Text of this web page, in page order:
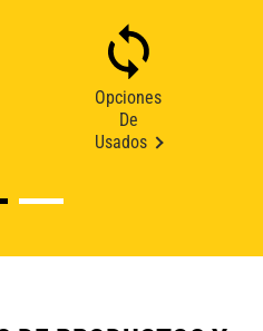
Opciones
De
Usados